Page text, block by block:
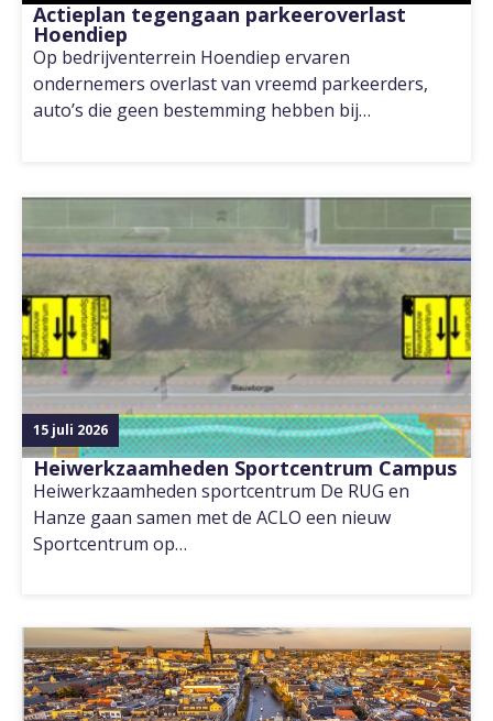
Actieplan tegengaan parkeeroverlast
Hoendiep
Op bedrijventerrein Hoendiep ervaren
ondernemers overlast van vreemd parkeerders,
auto’s die geen bestemming hebben bij…
15 juli 2026
Heiwerkzaamheden Sportcentrum Campus
Heiwerkzaamheden sportcentrum De RUG en
Hanze gaan samen met de ACLO een nieuw
Sportcentrum op…